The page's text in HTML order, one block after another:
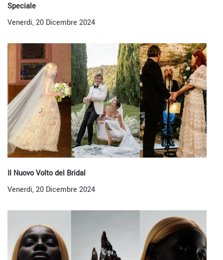
Speciale
Venerdì, 20 Dicembre 2024
Il Nuovo Volto del Bridal
Venerdì, 20 Dicembre 2024